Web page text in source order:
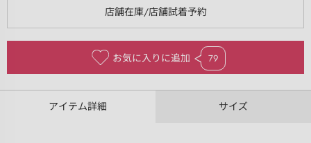
お気に入りに追加 79
アイテム詳細 サイズ